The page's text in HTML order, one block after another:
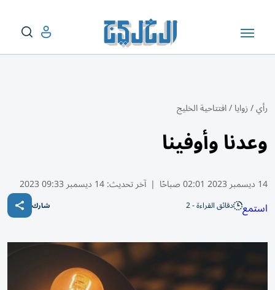
رأي/زوايا/افتتاحية الخليج
وعدنا وأوفينا
14 ديسمبر 2023 02:01 صباحًا | آخر تحديث:14 ديسمبر 09:33 2023
استمع دقائق القراءة - 2 شارك